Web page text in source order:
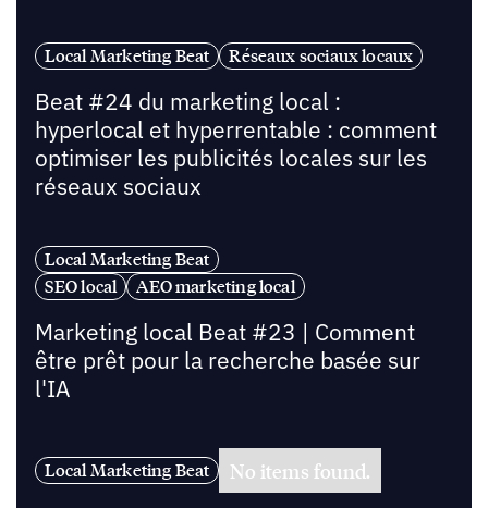
Local Marketing Beat Réseaux sociaux locaux
Beat #24 du marketing local :
hyperlocal et hyperrentable : comment
optimiser les publicités locales sur les
réseaux sociaux
Local Marketing Beat
SEO local
AEO marketing local
Marketing local Beat #23 | Comment
être prêt pour la recherche basée sur
l'IA
Local Marketing Beat No items found.